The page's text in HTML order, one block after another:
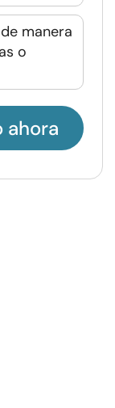
manera
o
ahora